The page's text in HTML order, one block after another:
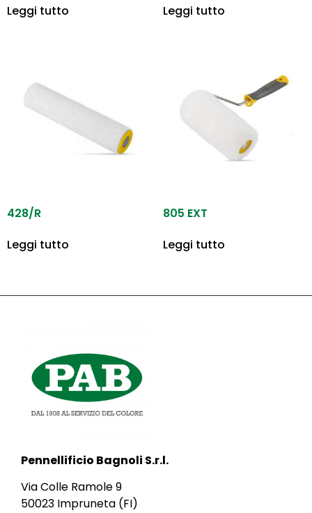
Leggi tutto
Leggi tutto
428/R
Leggi tutto
805 EXT
Leggi tutto
Pennellificio Bagnoli S.r.l.
Via Colle Ramole 9
50023 Impruneta (FI)